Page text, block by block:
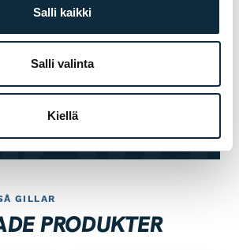
Salli kaikki
Salli valinta
Kiellä
oss
och provkörning i butiken i
GILLAR
PRODUKTER